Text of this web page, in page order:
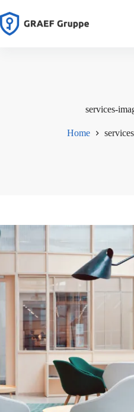
Inhalt
springen
services-
Home